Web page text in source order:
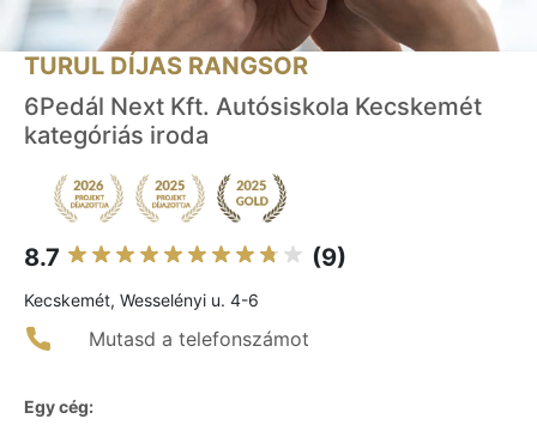
TURUL DÍJAS RANGSOR
6Pedál Next Kft. Autósiskola Kecskemét
kategóriás iroda
8.7 (9)
Kecskemét, Wesselényi u. 4-6
Mutasd a telefonszámot
Egy cég: